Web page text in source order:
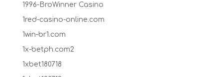
1996-BroWinner Casino
1red-casino-online.com
1win-br1.com
1x-betph.com2
1xbet180718